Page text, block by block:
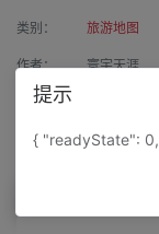
类别： 旅游地图
作者： 寰宇天涯
来源：
属性： 地图属性：
提示
{ "readyState":